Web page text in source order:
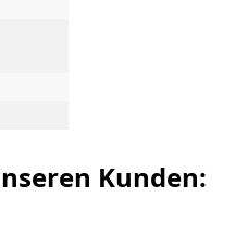
Kunden: